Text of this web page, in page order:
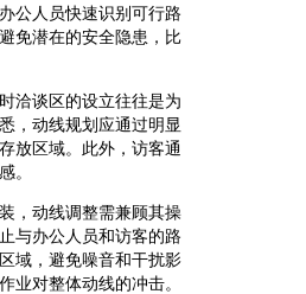
公人员快速识别可行路
免潜在的安全隐患，比
洽谈区的设立往往是为
，动线规划应通过明显
放区域。此外，访客通
。
，动线调整需兼顾其操
与办公人员和访客的路
域，避免噪音和干扰影
业对整体动线的冲击。